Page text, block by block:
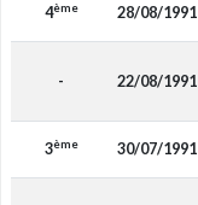
4ème 28/08/1991
- 22/08/1991
3ème 30/07/1991